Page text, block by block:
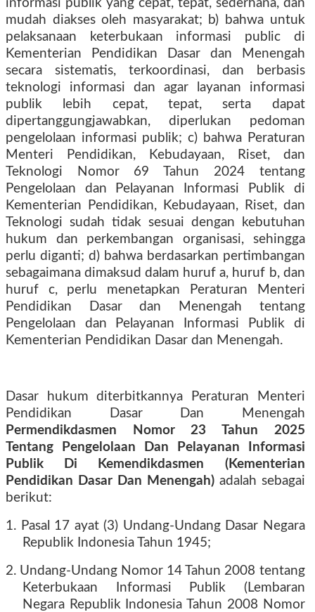
informasi publik yang cepat, tepat, sederhana, dan
mudah diakses oleh masyarakat; b) bahwa untuk
pelaksanaan keterbukaan informasi public di
Kementerian Pendidikan Dasar dan Menengah
secara sistematis, terkoordinasi, dan berbasis
teknologi informasi dan agar layanan informasi
publik lebih cepat, tepat, serta dapat
dipertanggungjawabkan, diperlukan pedoman
pengelolaan informasi publik; c) bahwa Peraturan
Menteri Pendidikan, Kebudayaan, Riset, dan
Teknologi Nomor 69 Tahun 2024 tentang
Pengelolaan dan Pelayanan Informasi Publik di
Kementerian Pendidikan, Kebudayaan, Riset, dan
Teknologi sudah tidak sesuai dengan kebutuhan
hukum dan perkembangan organisasi, sehingga
perlu diganti; d) bahwa berdasarkan pertimbangan
sebagaimana dimaksud dalam huruf a, huruf b, dan
huruf c, perlu menetapkan Peraturan Menteri
Pendidikan Dasar dan Menengah tentang
Pengelolaan dan Pelayanan Informasi Publik di
Kementerian Pendidikan Dasar dan Menengah.
Dasar hukum diterbitkannya Peraturan Menteri
Pendidikan Dasar Dan Menengah
Permendikdasmen Nomor 23 Tahun 2025
Tentang Pengelolaan Dan Pelayanan Informasi
Publik Di Kemendikdasmen (Kementerian
Pendidikan Dasar Dan Menengah) adalah sebagai
berikut:
1. Pasal 17 ayat (3) Undang-Undang Dasar Negara
Republik Indonesia Tahun 1945;
2. Undang-Undang Nomor 14 Tahun 2008 tentang
Keterbukaan Informasi Publik (Lembaran
Negara Republik Indonesia Tahun 2008 Nomor